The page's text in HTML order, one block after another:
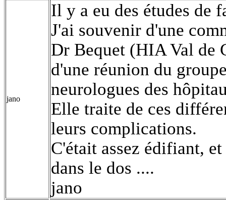
jano
Il y a eu des études de
J'ai souvenir d'une
Dr Bequet (HIA Val de
d'une réunion du
neurologues des
Elle traite de ces
leurs complications.
C'était assez édifiant,
dans le dos ....
jano